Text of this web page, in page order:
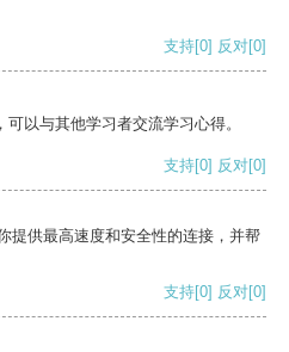
支持[0] 反对[0]
以与其他学习者交流学习心得。
支持[0] 反对[0]
提供最高速度和安全性的连接，并帮
支持[0] 反对[0]